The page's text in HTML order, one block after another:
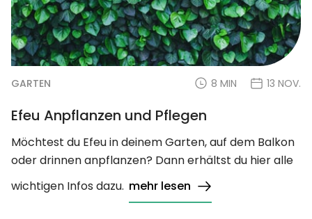
GARTEN 8 MIN 13 NOV.
Efeu Anpflanzen und Pflegen
Möchtest du Efeu in deinem Garten, auf dem Balkon
oder drinnen anpflanzen? Dann erhältst du hier alle
wichtigen Infos dazu. mehr lesen